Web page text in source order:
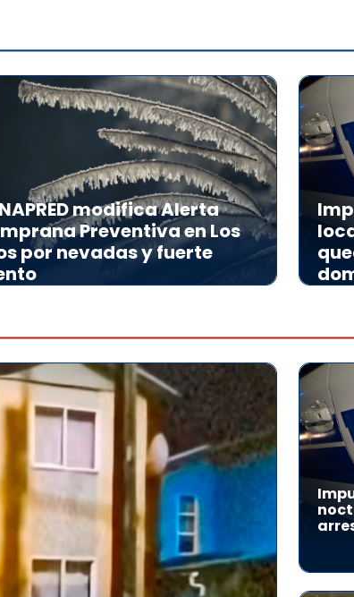
modifica Alerta
Preventiva en Los
por nevadas y fuerte